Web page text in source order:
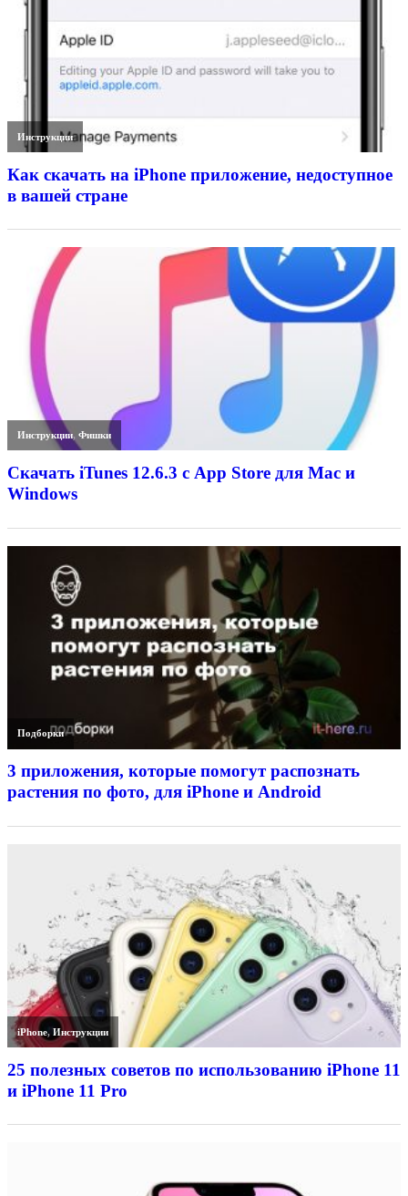
Инструкции
Как скачать на iPhone приложение, недоступное
в вашей стране
Инструкции,Фишки
Скачать iTunes 12.6.3 с App Store для Mac и
Windows
Подборки
3 приложения, которые помогут распознать
растения по фото, для iPhone и Android
iPhone,Инструкции
25 полезных советов по использованию iPhone 11
и iPhone 11 Pro